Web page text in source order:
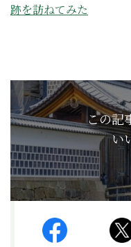
跡を訪ねてみた
この記
い